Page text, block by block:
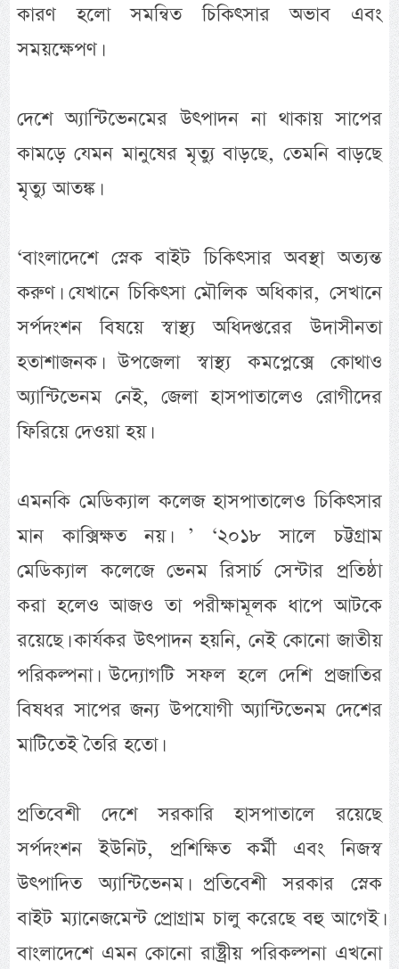
কারণ হলো সমন্বিত চিকিৎসার অভাব এবং
সময়ক্ষেপণ।
দেশে অ্যান্টিভেনমের উৎপাদন না থাকায় সাপের
কামড়ে যেমন মানুষের মৃত্যু বাড়ছে, তেমনি বাড়ছে
মৃত্যু আতঙ্ক।
‘বাংলাদেশে স্নেক বাইট চিকিৎসার অবস্থা অত্যন্ত
করুণ। যেখানে চিকিৎসা মৌলিক অধিকার, সেখানে
সর্পদংশন বিষয়ে স্বাস্থ্য অধিদপ্তরের উদাসীনতা
হতাশাজনক। উপজেলা স্বাস্থ্য কমপ্লেক্সে কোথাও
অ্যান্টিভেনম নেই, জেলা হাসপাতালেও রোগীদের
ফিরিয়ে দেওয়া হয়।
এমনকি মেডিক্যাল কলেজ হাসপাতালেও চিকিৎসার
মান কাক্সিক্ষত নয়। ’ ‘২০১৮ সালে চট্টগ্রাম
মেডিক্যাল কলেজে ভেনম রিসার্চ সেন্টার প্রতিষ্ঠা
করা হলেও আজও তা পরীক্ষামূলক ধাপে আটকে
রয়েছে। কার্যকর উৎপাদন হয়নি, নেই কোনো জাতীয়
পরিকল্পনা। উদ্যোগটি সফল হলে দেশি প্রজাতির
বিষধর সাপের জন্য উপযোগী অ্যান্টিভেনম দেশের
মাটিতেই তৈরি হতো।
প্রতিবেশী দেশে সরকারি হাসপাতালে রয়েছে
সর্পদংশন ইউনিট, প্রশিক্ষিত কর্মী এবং নিজস্ব
উৎপাদিত অ্যান্টিভেনম। প্রতিবেশী সরকার স্নেক
বাইট ম্যানেজমেন্ট প্রোগ্রাম চালু করেছে বহু আগেই।
বাংলাদেশে এমন কোনো রাষ্ট্রীয় পরিকল্পনা এখনো